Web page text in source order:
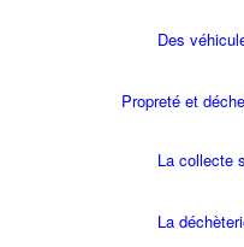
Des
Propreté et
La collecte
La